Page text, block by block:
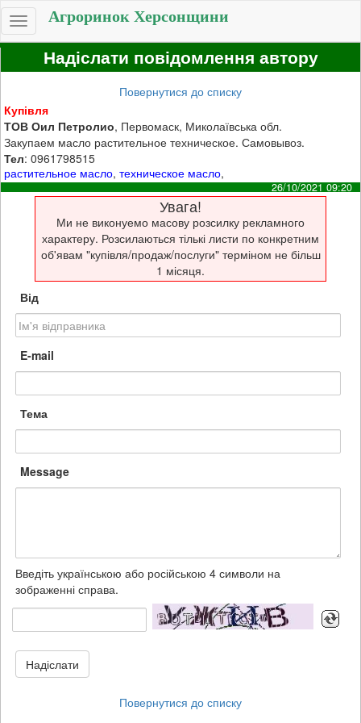
Toggle
navigation
Агроринок Херсонщини
Надіслати повідомлення автору
Повернутися до списку
Купівля
ТОВ Оил Петролио, Первомаск, Миколаївська обл.
Закупаем масло растительное техническое. Самовывоз.
Тел: 0961798515
растительное масло,техническое масло,
26/10/2021 09:20
Увага!
Ми не виконуемо масову розсилку рекламного
характеру. Розсилаються тількі листи по конкретним
об'явам "купівля/продаж/послуги" терміном не більш
1 місяця.
Від
E-mail
Тема
Message
Введіть українською або російською 4 символи на
зображенні справа.
Надіслати
Повернутися до списку